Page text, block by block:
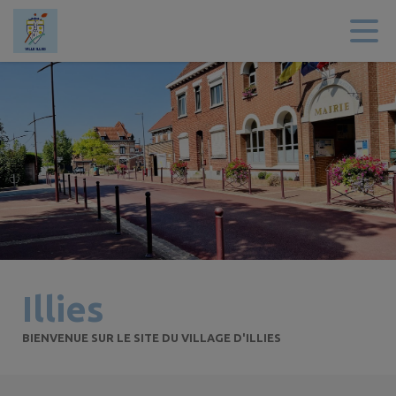
Contenu
Illies
BIENVENUE SUR LE SITE DU VILLAGE D'ILLIES